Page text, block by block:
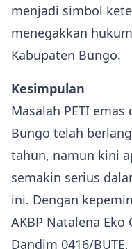
menjadi simbol
menegakkan
Kabupaten Bungo.
Kesimpulan
Masalah PETI
Bungo telah
tahun, namun kini
semakin serius
ini. Dengan
AKBP Natalena
Dandim 0416/